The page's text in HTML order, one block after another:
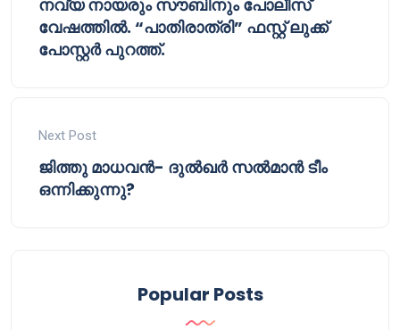
നവ്യ നായരും സൗബിനും പോലീസ്
വേഷത്തിൽ. “പാതിരാത്രി” ഫസ്റ്റ് ലുക്ക്
പോസ്റ്റർ പുറത്ത്.
Next Post
ജിത്തു മാധവൻ- ദുൽഖർ സൽമാൻ ടീം
ഒന്നിക്കുന്നു?
Popular Posts